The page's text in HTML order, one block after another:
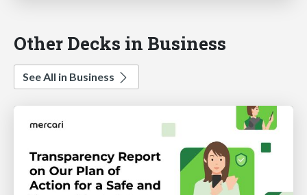
Other Decks in Business
See All in Business